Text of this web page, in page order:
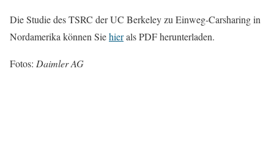
Die Studie des TSRC der UC Berkeley zu Einweg-Carsharing in
Nordamerika können Siehierals PDF herunterladen.
Fotos: Daimler AG